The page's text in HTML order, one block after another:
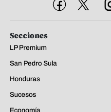
Secciones
LP Premium
San Pedro Sula
Honduras
Sucesos
Economía